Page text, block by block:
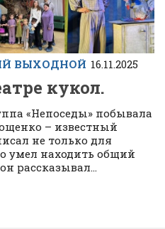
ВЫХОДНОЙ 16.11.2025
кукол.
«Непоседы» побывала
– известный
не только для
умел находить общий
рассказывал...